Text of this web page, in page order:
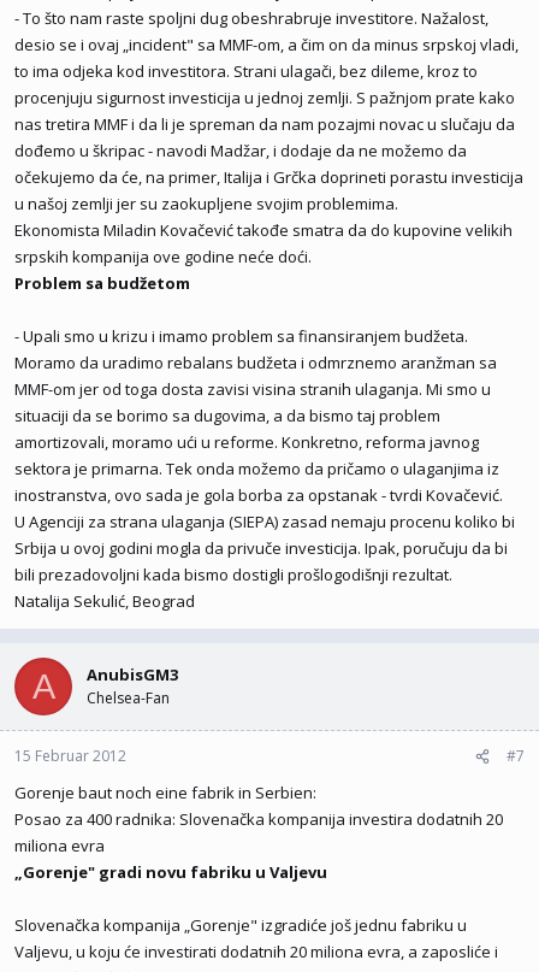
- To što nam raste spoljni dug obeshrabruje investitore. Nažalost,
desio se i ovaj „incident" sa MMF-om, a čim on da minus srpskoj vladi,
to ima odjeka kod investitora. Strani ulagači, bez dileme, kroz to
procenjuju sigurnost investicija u jednoj zemlji. S pažnjom prate kako
nas tretira MMF i da li je spreman da nam pozajmi novac u slučaju da
dođemo u škripac - navodi Madžar, i dodaje da ne možemo da
očekujemo da će, na primer, Italija i Grčka doprineti porastu investicija
u našoj zemlji jer su zaokupljene svojim problemima.
Ekonomista Miladin Kovačević takođe smatra da do kupovine velikih
srpskih kompanija ove godine neće doći.
Problem sa budžetom
- Upali smo u krizu i imamo problem sa finansiranjem budžeta.
Moramo da uradimo rebalans budžeta i odmrznemo aranžman sa
MMF-om jer od toga dosta zavisi visina stranih ulaganja. Mi smo u
situaciji da se borimo sa dugovima, a da bismo taj problem
amortizovali, moramo ući u reforme. Konkretno, reforma javnog
sektora je primarna. Tek onda možemo da pričamo o ulaganjima iz
inostranstva, ovo sada je gola borba za opstanak - tvrdi Kovačević.
U Agenciji za strana ulaganja (SIEPA) zasad nemaju procenu koliko bi
Srbija u ovoj godini mogla da privuče investicija. Ipak, poručuju da bi
bili prezadovoljni kada bismo dostigli prošlogodišnji rezultat.
Natalija Sekulić, Beograd
A AnubisGM3
Chelsea-Fan
15 Februar 2012 #7
Gorenje baut noch eine fabrik in Serbien:
Posao za 400 radnika: Slovenačka kompanija investira dodatnih 20
miliona evra
„Gorenje" gradi novu fabriku u Valjevu
Slovenačka kompanija „Gorenje" izgradiće još jednu fabriku u
Valjevu, u koju će investirati dodatnih 20 miliona evra, a zaposliće i